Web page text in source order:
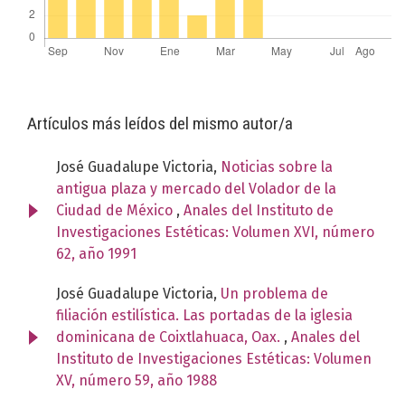
Artículos más leídos del mismo autor/a
José Guadalupe Victoria, Noticias sobre la
antigua plaza y mercado del Volador de la
Ciudad de México , Anales del Instituto de
Investigaciones Estéticas: Volumen XVI, número
62, año 1991
José Guadalupe Victoria, Un problema de
filiación estilística. Las portadas de la iglesia
dominicana de Coixtlahuaca, Oax. , Anales del
Instituto de Investigaciones Estéticas: Volumen
XV, número 59, año 1988